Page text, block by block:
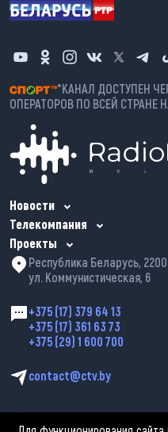
*КАНАЛ ДОСТУПЕН
ОПЕРАТОРОВ ПО ВСЕЙ СТРАНЕ
Новости
Телекомпания
Проекты
Республика Беларусь,
ул. Коммунистическая, 6
+375 (17) 379 64 13
+375 (17) 361 63 73
+375 (29) 1 600 700
contact@ctv.by